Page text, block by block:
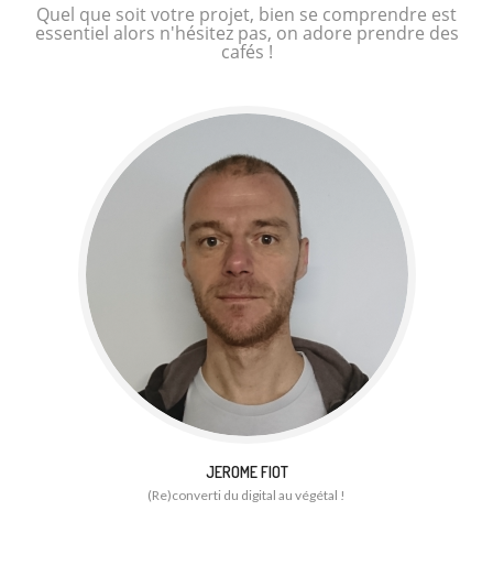
Quel que soit votre projet, bien se comprendre est
essentiel alors n'hésitez pas, on adore prendre des
cafés !
JEROME FIOT
(Re)converti du digital au végétal !